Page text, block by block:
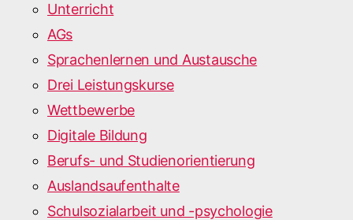
Unterricht
AGs
Sprachenlernen und Austausche
Drei Leistungskurse
Wettbewerbe
Digitale Bildung
Berufs- und Studienorientierung
Auslandsaufenthalte
Schulsozialarbeit und -psychologie